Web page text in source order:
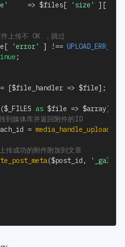
=> $files[ 'size' ] [
上传不 OK ，跳过
[ 'error' ] !== UPLOAD_ERR_OK
;
= [$file_handler => $file] ;
($_FILES as $file => $array)
到媒体库并返回附件的ID
= media_handle_upload
传成功的附件附加到文章
($post_id ,